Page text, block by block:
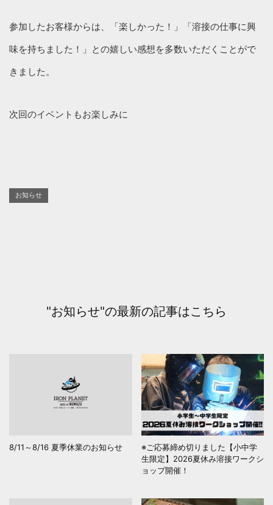
参加したお客様からは、「楽しかった！」「溶接の仕事に興
味を持ちました！」との嬉しい感想を多数いただくことがで
きました。
次回のイベントもお楽しみに
お知らせ
"お知らせ"の最新の記事はこちら
8/11～8/16 夏季休業のお知らせ
※ご応募締め切りました【小中学
生限定】2026夏休み溶接ワークシ
ョップ開催！